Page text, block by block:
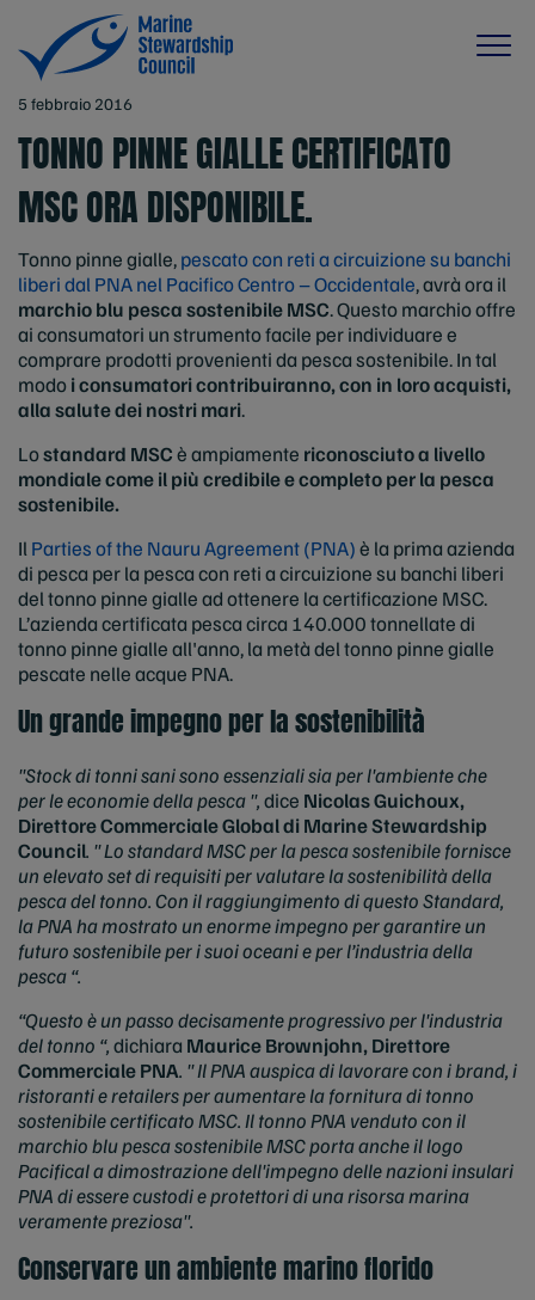
5 febbraio 2016
TONNO PINNE GIALLE CERTIFICATO
MSC ORA DISPONIBILE.
Tonno pinne gialle,pescato con reti a circuizione su banchi
liberi dal PNA nel Pacifico Centro – Occidentale, avrà ora il
marchio blu pesca sostenibileMSC. Questo marchio offre
ai consumatori un strumento facile per individuare e
comprare prodotti provenienti da pesca sostenibile. In tal
modoi consumatori contribuiranno, con in loro acquisti,
alla salute dei nostri mari.
Lostandard MSCè ampiamente riconosciuto a livello
mondiale come il più credibile e completo per la pesca
sostenibile.
Il Parties of the Nauru Agreement (PNA)è la prima azienda
di pesca per la pesca con reti a circuizione su banchi liberi
del tonno pinne gialle ad ottenere la certificazione MSC.
L’azienda certificata pesca circa 140.000 tonnellate di
tonno pinne gialle all'anno, la metà del tonno pinne gialle
pescate nelle acque PNA.
Un grande impegno per la sostenibilità
"Stock di tonni sani sono essenziali sia per l'ambiente che
per le economie della pesca ",dice Nicolas Guichoux,
Direttore Commerciale Global di Marine Stewardship
Council. " Lo standard MSC per la pesca sostenibile fornisce
un elevato set di requisiti per valutare la sostenibilità della
pesca del tonno. Con il raggiungimento di questo Standard,
la PNA ha mostrato un enorme impegno per garantire un
futuro sostenibile per i suoi oceani e per l’industria della
pesca “.
“Questo è un passo decisamente progressivo per l'industria
del tonno “,dichiara Maurice Brownjohn, Direttore
Commerciale PNA. " Il PNA auspica di lavorare con i brand, i
ristoranti e retailers per aumentare la fornitura di tonno
sostenibile certificato MSC. Il tonno PNA venduto con il
marchio blu pesca sostenibile MSC porta anche il logo
Pacifical a dimostrazione dell'impegno delle nazioni insulari
PNA di essere custodi e protettori di una risorsa marina
veramente preziosa".
Conservare un ambiente marino florido